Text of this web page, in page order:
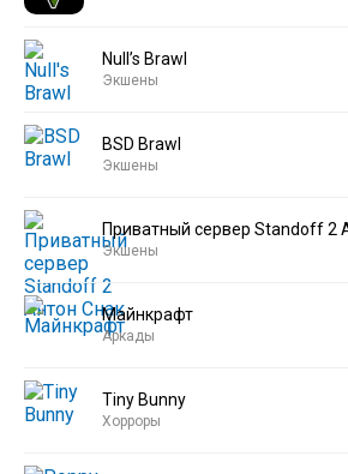
Null’s Brawl
Экшены
BSD Brawl
Экшены
Приватный сервер Standoff 2
Экшены
Майнкрафт
Аркады
Tiny Bunny
Хорроры